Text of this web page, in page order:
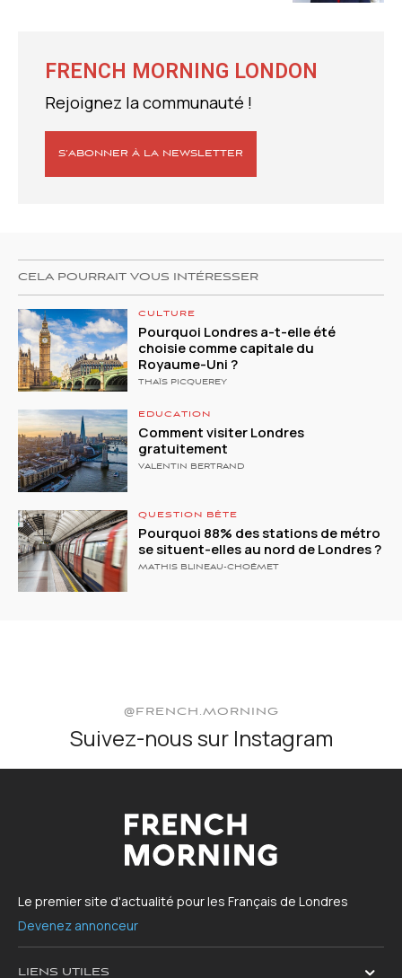
FRENCH MORNING LONDON
Rejoignez la communauté !
S’ABONNER À LA NEWSLETTER
CELA POURRAIT VOUS INTÉRESSER
CULTURE
Pourquoi Londres a-t-elle été
choisie comme capitale du
Royaume-Uni ?
THAÏS PICQUEREY
EDUCATION
Comment visiter Londres
gratuitement
VALENTIN BERTRAND
QUESTION BÊTE
Pourquoi 88% des stations de métro
se situent-elles au nord de Londres ?
MATHIS BLINEAU-CHOËMET
@FRENCH.MORNING
Suivez-nous sur Instagram
Le premier site d'actualité pour les Français de Londres
Devenez annonceur
LIENS UTILES